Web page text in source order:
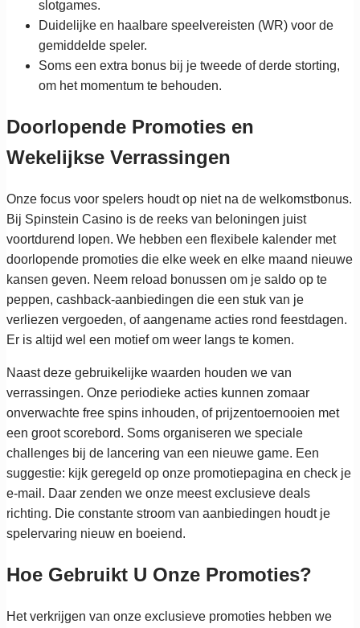
slotgames.
Duidelijke en haalbare speelvereisten (WR) voor de
gemiddelde speler.
Soms een extra bonus bij je tweede of derde storting,
om het momentum te behouden.
Doorlopende Promoties en
Wekelijkse Verrassingen
Onze focus voor spelers houdt op niet na de welkomstbonus.
Bij Spinstein Casino is de reeks van beloningen juist
voortdurend lopen. We hebben een flexibele kalender met
doorlopende promoties die elke week en elke maand nieuwe
kansen geven. Neem reload bonussen om je saldo op te
peppen, cashback-aanbiedingen die een stuk van je
verliezen vergoeden, of aangename acties rond feestdagen.
Er is altijd wel een motief om weer langs te komen.
Naast deze gebruikelijke waarden houden we van
verrassingen. Onze periodieke acties kunnen zomaar
onverwachte free spins inhouden, of prijzentoernooien met
een groot scorebord. Soms organiseren we speciale
challenges bij de lancering van een nieuwe game. Een
suggestie: kijk geregeld op onze promotiepagina en check je
e-mail. Daar zenden we onze meest exclusieve deals
richting. Die constante stroom van aanbiedingen houdt je
spelervaring nieuw en boeiend.
Hoe Gebruikt U Onze Promoties?
Het verkrijgen van onze exclusieve promoties hebben we